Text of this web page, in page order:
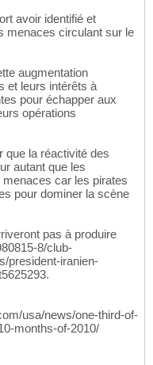
avoir identifié et
menaces circulant sur le
augmentation
et leurs intérêts à
pour échapper aux
opérations
que la réactivité des
autant que les
car les pirates
pour dominer la scène
pas à produire
8/club-
president-iranien-
usa/news/one-third-of-
months-of-2010/